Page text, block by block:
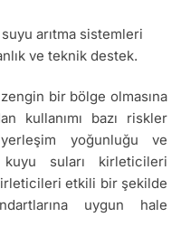
arıtma sistemleri
ve teknik destek.
bir bölge olmasına
kullanımı bazı riskler
yoğunluğu ve
suları kirleticileri
etkili bir şekilde
uygun hale